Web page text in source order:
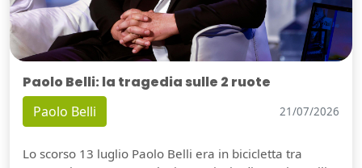
Paolo Belli: la tragedia sulle 2 ruote
Paolo Belli 21/07/2026
Lo scorso 13 luglio Paolo Belli era in bicicletta tra